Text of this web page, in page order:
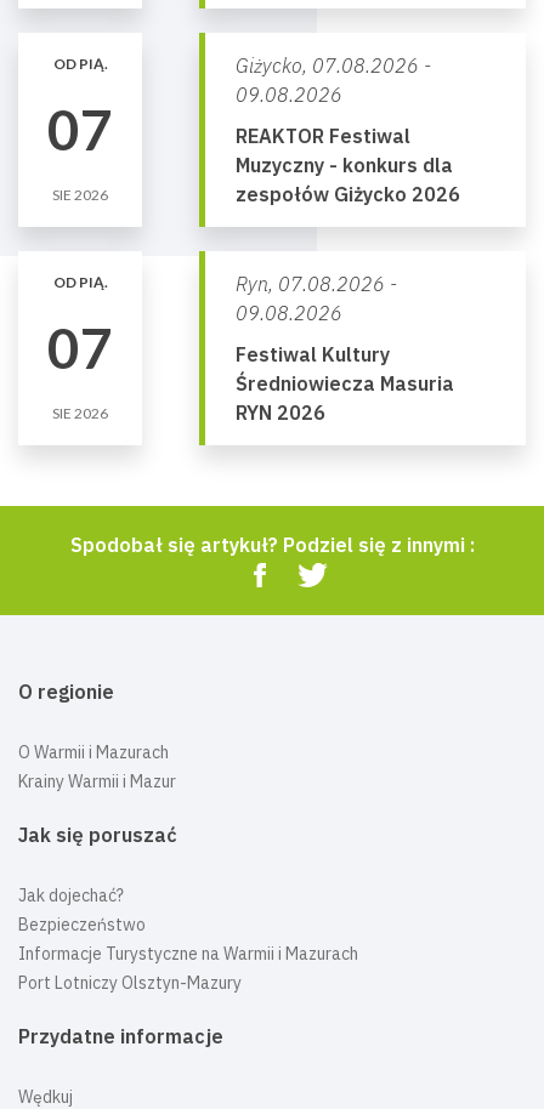
OD PIĄ.
07
SIE 2026
Giżycko, 07.08.2026 -
09.08.2026
REAKTOR Festiwal
Muzyczny - konkurs dla
zespołów Giżycko 2026
OD PIĄ.
07
SIE 2026
Ryn, 07.08.2026 -
09.08.2026
Festiwal Kultury
Średniowiecza Masuria
RYN 2026
Spodobał się artykuł? Podziel się z innymi :
O regionie
O Warmii i Mazurach
Krainy Warmii i Mazur
Jak się poruszać
Jak dojechać?
Bezpieczeństwo
Informacje Turystyczne na Warmii i Mazurach
Port Lotniczy Olsztyn-Mazury
Przydatne informacje
Wędkuj